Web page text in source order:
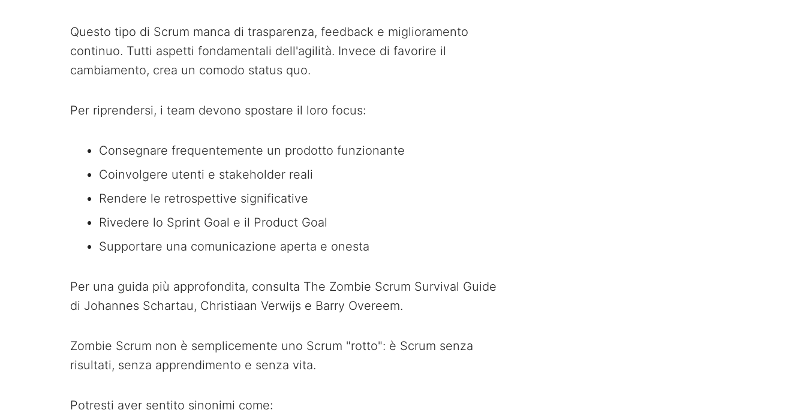
Questo tipo di Scrum manca di trasparenza, feedback e miglioramento
continuo. Tutti aspetti fondamentali dell'agilità. Invece di favorire il
cambiamento, crea un comodo status quo.
Per riprendersi, i team devono spostare il loro focus:
Consegnare frequentemente un prodotto funzionante
Coinvolgere utenti e stakeholder reali
Rendere le retrospettive significative
Rivedere lo Sprint Goal e il Product Goal
Supportare una comunicazione aperta e onesta
Per una guida più approfondita, consulta The Zombie Scrum Survival Guide
di Johannes Schartau, Christiaan Verwijs e Barry Overeem.
Zombie Scrum non è semplicemente uno Scrum "rotto": è Scrum senza
risultati, senza apprendimento e senza vita.
Potresti aver sentito sinonimi come: